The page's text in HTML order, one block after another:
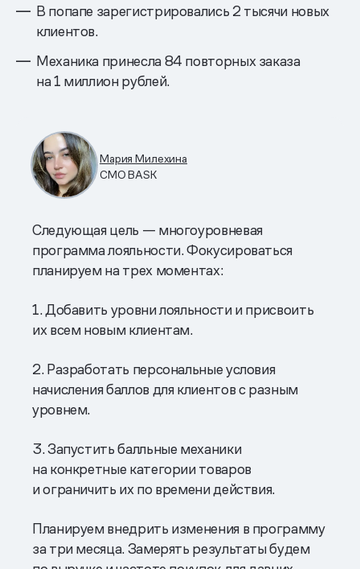
В попапе зарегистрировались 2 тысячи новых
клиентов.
Механика принесла 84 повторных заказа
на 1 миллион рублей.
Мария Милехина
CMO BASK
Следующая цель — многоуровневая
программа лояльности. Фокусироваться
планируем на трех моментах:
1. Добавить уровни лояльности и присвоить
их всем новым клиентам.
2. Разработать персональные условия
начисления баллов для клиентов с разным
уровнем.
3. Запустить балльные механики
на конкретные категории товаров
и ограничить их по времени действия.
Планируем внедрить изменения в программу
за три месяца. Замерять результаты будем